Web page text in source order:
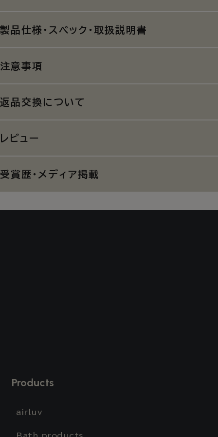
製品仕様・スペック・取扱説明書
注意事項
返品交換について
レビュー
受賞歴・メディア掲載
Products
airluv